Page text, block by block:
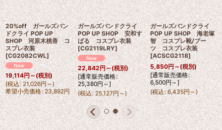
20%off ガールズバン
ドクライ POP UP
SHOP 井芹仁菜 コス
プレ衣装 [CG2077LRY]
18,516円～(税別)
(税込: 20,368円～ )
希望小売価格: 23,145円
20%off ガールズバン
ドクライ POP UP
SHOP 河原木桃香 コ
スプレ衣装
[CG2082CWL]
19,114円～(税別)
(税込: 21,026円～)
希望小売価格: 23,892円
ガールズバンドクライ
POP UP SHOP 安和す
ばる コスプレ衣装
[CG2119LRY]
22,842円～(税別)
[通常販売価格:
25,380円～]
(税込 : 25,127円～)